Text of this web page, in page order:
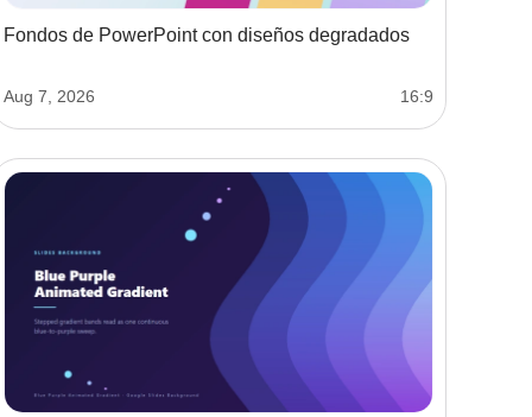
Fondos de PowerPoint con diseños degradados
Aug 7, 2026 16:9